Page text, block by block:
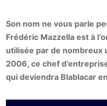
Son nom ne vous parle
Frédéric Mazzella est à
utilisée par de nombreux
2006, ce chef
qui deviendra Blablacar